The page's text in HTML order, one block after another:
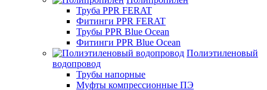
Труба PPR FERAT
Фитинги PPR FERAT
Трубы PPR Blue Ocean
Фитинги PPR Blue Ocean
Полиэтиленовый
водопровод
Трубы напорные
Муфты компрессионные ПЭ